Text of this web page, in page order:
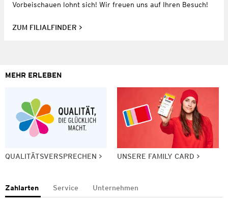
Vorbeischauen lohnt sich! Wir freuen uns auf Ihren Besuch!
ZUM FILIALFINDER
MEHR ERLEBEN
QUALITÄTSVERSPRECHEN UNSERE FAMILY CARD
Zahlarten Service Unternehmen